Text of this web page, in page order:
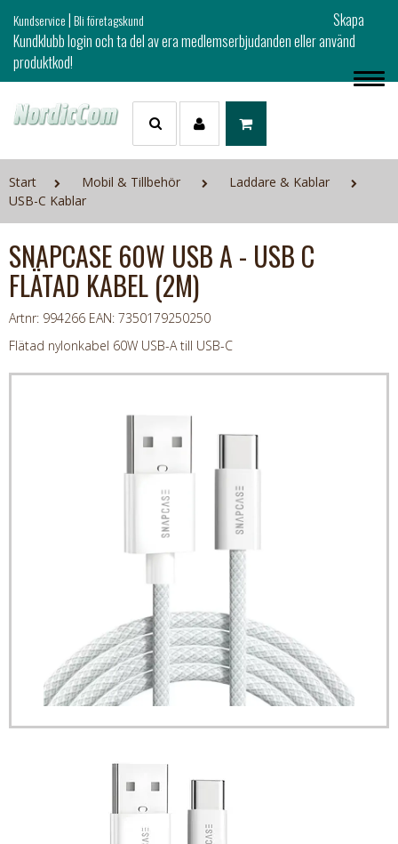
Kundservice|Bli företagskund
Skapa
Kundklubb login och ta del av era medlemserbjudanden eller använd
produktkod!
Start Mobil & Tillbehör
Laddare & Kablar
USB-C Kablar
SNAPCASE 60W USB A - USB C
FLÄTAD KABEL (2M)
Artnr: 994266 EAN: 7350179250250
Flätad nylonkabel 60W USB-A till USB-C